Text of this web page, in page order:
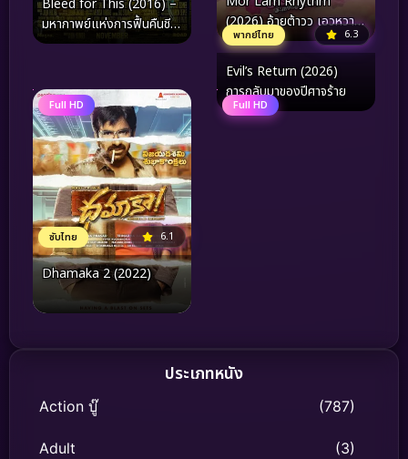
มหากาพย์แห่งการฟื้นคืนชีพ
ของพยัคฆ์ร้าย ผู้ปฏิเสธคำ
(2026) อ้ายต้าวว เอวหวาน
ระเบียบวาทะศิลป์
Full HD
ซับไทย 6.1
Dhamaka 2 (2022)
Full HD
พากย์ไทย 6.3
Evil’s Return (2026)
การกลับมาของปีศาจร้าย
ประเภทหนัง
Action บู๊ (787)
Adult (3)